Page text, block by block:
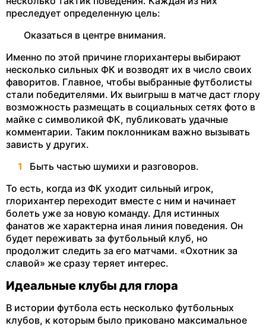
преследует определенную цель:
Оказаться в центре внимания.
Именно по этой причине глорихантеры выбирают
несколько сильных ФК и возводят их в число своих
фаворитов. Главное, чтобы выбранные футболисты
стали победителями. Их выигрыш в матче даст глору
возможность размещать в социальных сетях фото в
майке с символикой ФК, публиковать удачные
комментарии. Таким поклонникам важно вызывать
зависть у других.
Быть частью шумихи и разговоров.
То есть, когда из ФК уходит сильный игрок,
глорихантер переходит вместе с ним и начинает
болеть уже за новую команду. Для истинных
фанатов же характерна иная линия поведения. Он
будет переживать за футбольный клуб, но
продолжит следить за его матчами. «Охотник за
славой» же сразу теряет интерес.
Идеальные клубы для глора
В истории футбола есть несколько футбольных
клубов, к которым было приковано максимальное